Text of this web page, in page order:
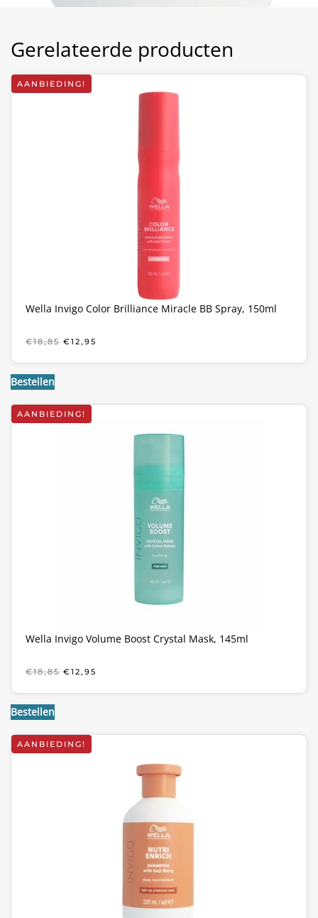
Gerelateerde producten
AANBIEDING!
Wella Invigo Color Brilliance Miracle BB Spray, 150ml
€18,85 OORSPRONKELIJKE
WAS:
€12,95
IS:
Bestellen
AANBIEDING!
Wella Invigo Volume Boost Crystal Mask, 145ml
€18,85 OORSPRONKELIJKE
WAS:
€12,95
IS:
Bestellen
AANBIEDING!